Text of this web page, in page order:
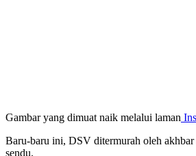
Gambar yang dimuat naik melalui laman
Baru-baru ini, DSV ditermurah oleh akhbar
sendu.